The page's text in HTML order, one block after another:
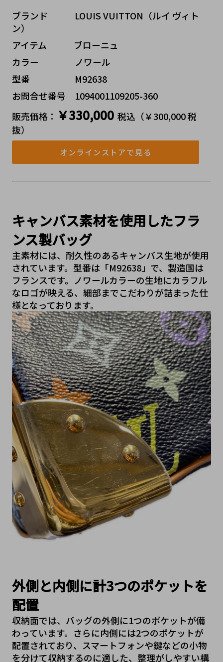
ブランド   LOUIS VUITTON（ルイ ヴィト
ン）
アイテム   ブローニュ
カラー    ノワール
型番     M92638
お問合せ番号 1094001109205-360
販売価格： ￥330,000 税込（￥300,000 税
抜）
オンラインストアで見る
キャンバス素材を使用したフラ
ンス製バッグ
主素材には、耐久性のあるキャンバス生地が使用
されています。型番は「M92638」で、製造国は
フランスです。ノワールカラーの生地にカラフル
なロゴが映える、細部までこだわりが詰まった仕
様となっております。
外側と内側に計3つのポケットを
配置
収納面では、バッグの外側に1つのポケットが備
わっています。さらに内側には2つのポケットが
配置されており、スマートフォンや鍵などの小物
を分けて収納するのに適した、整理がしやすい構